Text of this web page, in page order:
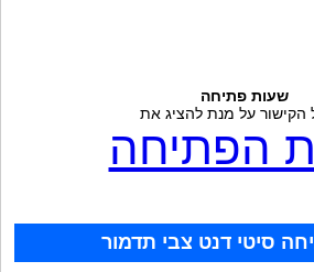
שעות פתיחה
הקישור על מנת להציג את
הפתיחה
סיטי דנט צבי תדמור